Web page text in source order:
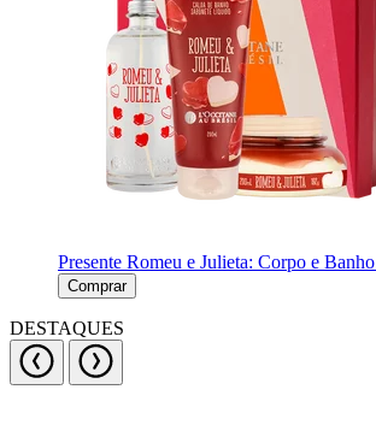
Presente Romeu e Julieta: Corpo e Banho
Comprar
DESTAQUES